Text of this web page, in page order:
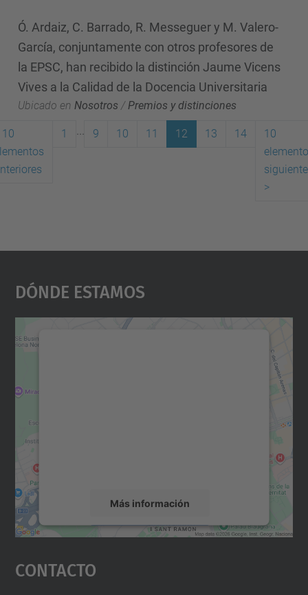
Ó. Ardaiz, C. Barrado, R. Messeguer y M. Valero-
García, conjuntamente con otros profesores de
la EPSC, han recibido la distinción Jaume Vicens
Vives a la Calidad de la Docencia Universitaria
Ubicado en Nosotros /Premios y distinciones
10
1 9 10 11 12 13 14
10
>
Dónde Estamos
Más información
Aceptar
powered by
Contacto